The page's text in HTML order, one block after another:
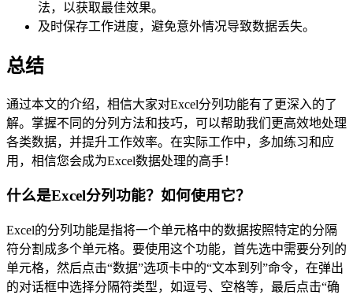
法，以获取最佳效果。
及时保存工作进度，避免意外情况导致数据丢失。
总结
通过本文的介绍，相信大家对Excel分列功能有了更深入的了
解。掌握不同的分列方法和技巧，可以帮助我们更高效地处理
各类数据，并提升工作效率。在实际工作中，多加练习和应
用，相信您会成为Excel数据处理的高手！
什么是Excel分列功能？如何使用它？
Excel的分列功能是指将一个单元格中的数据按照特定的分隔
符分割成多个单元格。要使用这个功能，首先选中需要分列的
单元格，然后点击“数据”选项卡中的“文本到列”命令，在弹出
的对话框中选择分隔符类型，如逗号、空格等，最后点击“确